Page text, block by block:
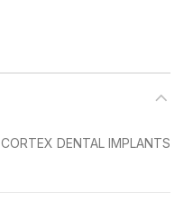
CORTEX DENTAL IMPLANTS